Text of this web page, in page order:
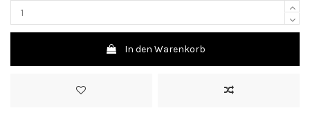
In den Warenkorb